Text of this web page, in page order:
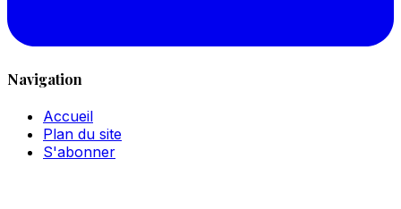
Navigation
Accueil
Plan du site
S'abonner